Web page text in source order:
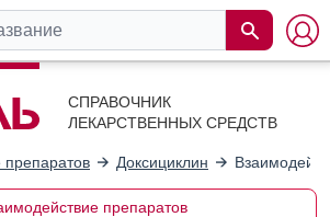
СПРАВОЧНИК
ЛЕКАРСТВЕННЫХ СРЕДСТВ
Доксициклин
препаратов